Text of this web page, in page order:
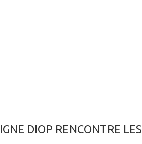
DIOP RENCONTRE LES